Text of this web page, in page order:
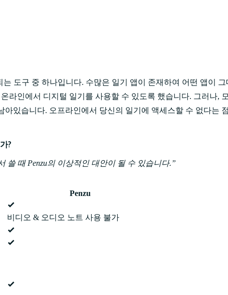
도구 중 하나입니다. 수많은 일기 앱이 존재하여 어떤 앱이
라인에서 디지털 일기를 사용할 수 있도록 했습니다. 그러나,
있습니다. 오프라인에서 당신의 일기에 액세스할 수 없다는
?
쓸 때 Penzu의 이상적인 대안이 될 수 있습니다.
Penzu
비디오 & 오디오 노트 사용 불가